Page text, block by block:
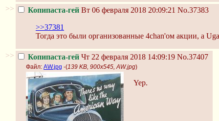
>> Копипаста-гей Вт 06 февраля 2018 20:09:21 No.37383
>>37381
Тогда это были организованные 4chan'ом акции, а
>> Копипаста-гей Чт 22 февраля 2018 14:09:19 No.37407
Файл: AW.jpg -(139 KB, 900x545, AW.jpg)
Yep.